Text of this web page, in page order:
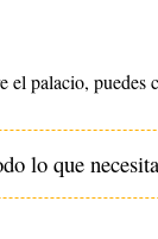
el palacio, puedes
lo que